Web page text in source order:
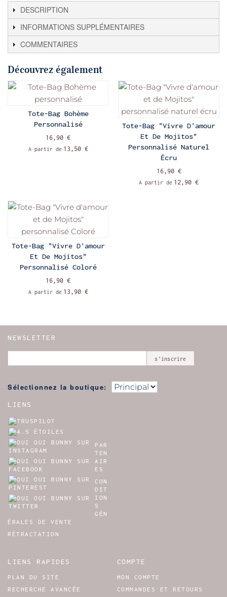
DESCRIPTION
INFORMATIONS SUPPLÉMENTAIRES
COMMENTAIRES
Découvrez également
Tote-Bag Bohème
Personnalisé
16,90 €
A partir de 13,50 €
Tote-Bag "Vivre D'amour
Et De Mojitos"
Personnalisé Naturel
Écru
16,90 €
A partir de 12,90 €
Tote-Bag "Vivre D'amour
Et De Mojitos"
Personnalisé Coloré
16,90 €
A partir de 13,90 €
NEWSLETTER
s'inscrire
Sélectionnez la boutique:
LIENS
PAR
TEN
AIR
ES
CON
DIT
ION
S
GÉN
ÉRALES DE VENTE
RÉTRACTATION
LIENS RAPIDES
PLAN DU SITE
RECHERCHE AVANCÉE
COMPTE
MON COMPTE
COMMANDES ET RETOURS